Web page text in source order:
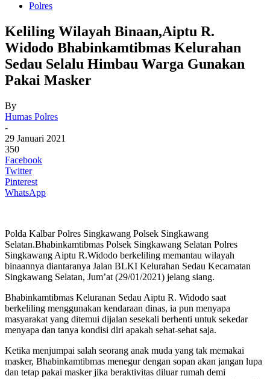
Polres
Keliling Wilayah Binaan,Aiptu R.
Widodo Bhabinkamtibmas Kelurahan
Sedau Selalu Himbau Warga Gunakan
Pakai Masker
By
Humas Polres
-
29 Januari 2021
350
Facebook
Twitter
Pinterest
WhatsApp
Polda Kalbar Polres Singkawang Polsek Singkawang
Selatan.Bhabinkamtibmas Polsek Singkawang Selatan Polres
Singkawang Aiptu R.Widodo berkeliling memantau wilayah
binaannya diantaranya Jalan BLKI Kelurahan Sedau Kecamatan
Singkawang Selatan, Jum’at (29/01/2021) jelang siang.
Bhabinkamtibmas Keluranan Sedau Aiptu R. Widodo saat
berkeliling menggunakan kendaraan dinas, ia pun menyapa
masyarakat yang ditemui dijalan sesekali berhenti untuk sekedar
menyapa dan tanya kondisi diri apakah sehat-sehat saja.
Ketika menjumpai salah seorang anak muda yang tak memakai
masker, Bhabinkamtibmas menegur dengan sopan akan jangan lupa
dan tetap pakai masker jika beraktivitas diluar rumah demi